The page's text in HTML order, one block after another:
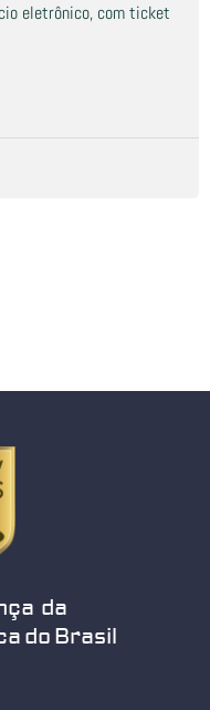
eletrônico, com ticket
da
do Brasil